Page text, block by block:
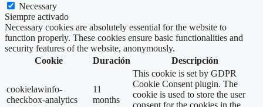
Necessary
Siempre activado
Necessary cookies are absolutely essential for the website to
function properly. These cookies ensure basic functionalities and
security features of the website, anonymously.
Cookie
Duración Descripción
cookielawinfo-
checkbox-analytics
11
months
This cookie is set by GDPR
Cookie Consent plugin. The
cookie is used to store the user
consent for the cookies in the